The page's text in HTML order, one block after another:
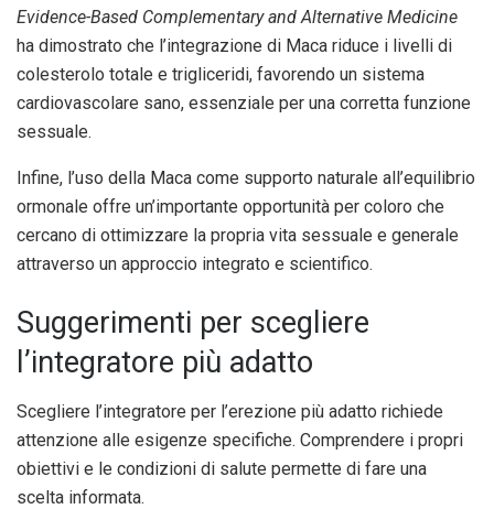
Evidence-Based Complementary and Alternative Medicine
ha dimostrato che l’integrazione di Maca riduce i livelli di
colesterolo totale e trigliceridi, favorendo un sistema
cardiovascolare sano, essenziale per una corretta funzione
sessuale.
Infine, l’uso della Maca come supporto naturale all’equilibrio
ormonale offre un’importante opportunità per coloro che
cercano di ottimizzare la propria vita sessuale e generale
attraverso un approccio integrato e scientifico.
Suggerimenti per scegliere
l’integratore più adatto
Scegliere l’integratore per l’erezione più adatto richiede
attenzione alle esigenze specifiche. Comprendere i propri
obiettivi e le condizioni di salute permette di fare una
scelta informata.